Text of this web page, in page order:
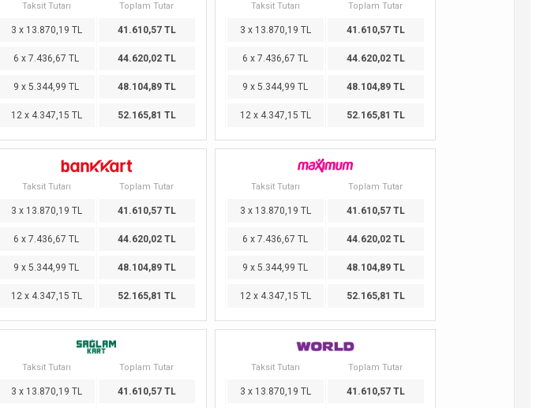
Taksit Tutarı Toplam Tutar
3 x 13.870,19 TL 41.610,57 TL
6 x 7.436,67 TL 44.620,02 TL
9 x 5.344,99 TL 48.104,89 TL
12 x 4.347,15 TL 52.165,81 TL
Taksit Tutarı Toplam Tutar
3 x 13.870,19 TL 41.610,57 TL
6 x 7.436,67 TL 44.620,02 TL
9 x 5.344,99 TL 48.104,89 TL
12 x 4.347,15 TL 52.165,81 TL
Taksit Tutarı Toplam Tutar
3 x 13.870,19 TL 41.610,57 TL
6 x 7.436,67 TL 44.620,02 TL
9 x 5.344,99 TL 48.104,89 TL
12 x 4.347,15 TL 52.165,81 TL
Taksit Tutarı Toplam Tutar
3 x 13.870,19 TL 41.610,57 TL
6 x 7.436,67 TL 44.620,02 TL
9 x 5.344,99 TL 48.104,89 TL
12 x 4.347,15 TL 52.165,81 TL
Taksit Tutarı Toplam Tutar
3 x 13.870,19 TL 41.610,57 TL
Taksit Tutarı Toplam Tutar
3 x 13.870,19 TL 41.610,57 TL